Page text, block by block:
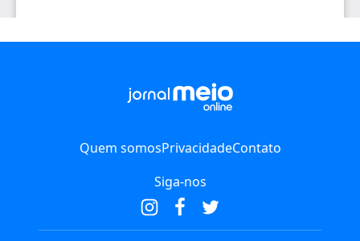
Quem somosPrivacidadeContato
Siga-nos